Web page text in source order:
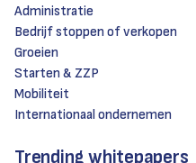
Administratie
Bedrijf stoppen of verkopen
Groeien
Starten & ZZP
Mobiliteit
Internationaal ondernemen
Trending whitepapers